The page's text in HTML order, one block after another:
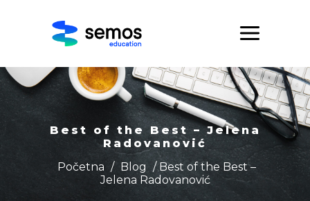
Best of the Best – Jelena
Radovanović
Početna / Blog / Best of the Best –
Jelena Radovanović